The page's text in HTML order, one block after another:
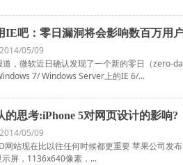
IE吧：零日漏洞将会影响数百万用
05/09
道，微软近日确认发现了一个新的零日（zero-
7/ Windows Server上的IE 6/...
的思考:iPhone 5对网页设计的影响?
05/09
网站现在比以往任何时候都更重要 苹果公司发
屏，1136x640像素，...